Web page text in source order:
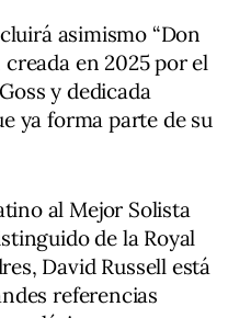
asimismo “Don
en 2025 por el
y dedicada
ya forma parte de su
al Mejor Solista
de la Royal
David Russell está
referencias